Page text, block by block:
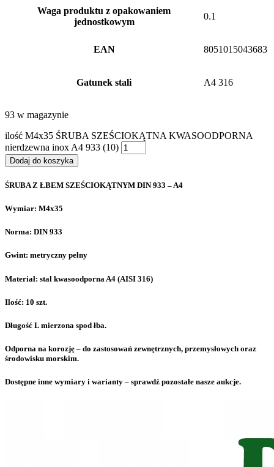
Waga produktu z opakowaniem
jednostkowym
0.1
EAN 8051015043683
Gatunek stali A4 316
93 w magazynie
ilość M4x35 ŚRUBA SZEŚCIOKĄTNA KWASOODPORNA
nierdzewna inox A4 933 (10)
Dodaj do koszyka
ŚRUBA Z ŁBEM SZEŚCIOKĄTNYM DIN 933 – A4
Wymiar: M4x35
Norma: DIN 933
Gwint: metryczny pełny
Materiał: stal kwasoodporna A4 (AISI 316)
Ilość: 10 szt.
Długość L mierzona spod łba.
Odporna na korozję – do zastosowań zewnętrznych, przemysłowych oraz
środowisku morskim.
Dostępne inne wymiary i warianty – sprawdź pozostałe nasze aukcje.